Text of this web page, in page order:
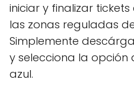
iniciar y finalizar
las zonas reguladas
Simplemente
y selecciona la
azul.